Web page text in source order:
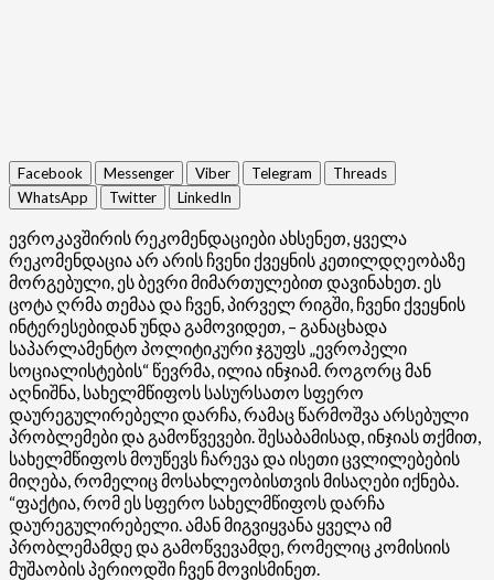
Facebook Messenger Viber Telegram
Threads
WhatsApp
Twitter LinkedIn
ევროკავშირის რეკომენდაციები ახსენეთ, ყველა
რეკომენდაცია არ არის ჩვენი ქვეყნის კეთილდღეობაზე
მორგებული, ეს ბევრი მიმართულებით დავინახეთ. ეს
ცოტა ღრმა თემაა და ჩვენ, პირველ რიგში, ჩვენი ქვეყნის
ინტერესებიდან უნდა გამოვიდეთ, – განაცხადა
საპარლამენტო პოლიტიკური ჯგუფს „ევროპელი
სოციალისტების“ წევრმა, ილია ინჯიამ. როგორც მან
აღნიშნა, სახელმწიფოს სასურსათო სფერო
დაურეგულირებელი დარჩა, რამაც წარმოშვა არსებული
პრობლემები და გამოწვევები. შესაბამისად, ინჯიას თქმით,
სახელმწიფოს მოუწევს ჩარევა და ისეთი ცვლილებების
მიღება, რომელიც მოსახლეობისთვის მისაღები იქნება.
“ფაქტია, რომ ეს სფერო სახელმწიფოს დარჩა
დაურეგულირებელი. ამან მიგვიყვანა ყველა იმ
პრობლემამდე და გამოწვევამდე, რომელიც კომისიის
მუშაობის პერიოდში ჩვენ მოვისმინეთ.